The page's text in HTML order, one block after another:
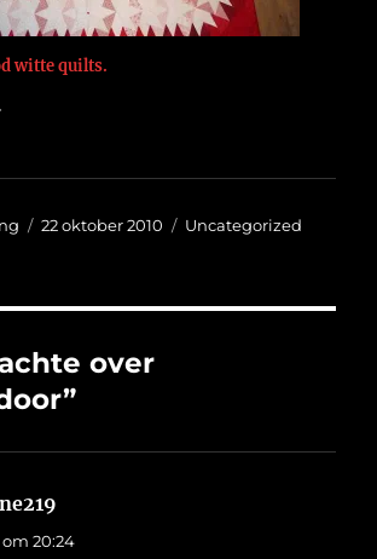
witte quilts.
Geplaatst
22 oktober 2010 Categorieën
Uncategorized
over
20:24